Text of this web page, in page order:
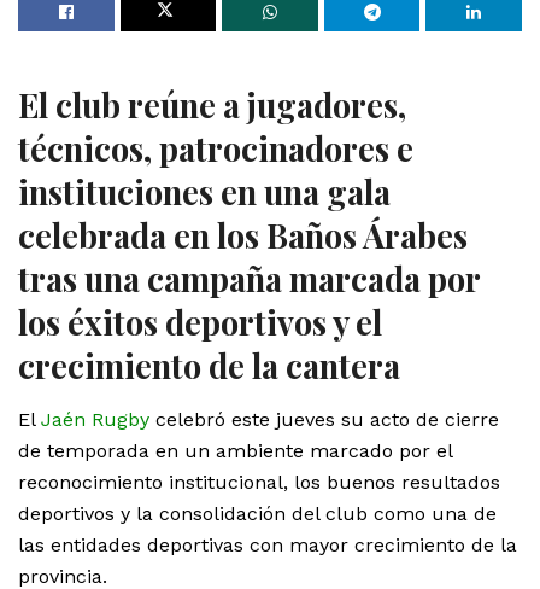
El club reúne a jugadores,
técnicos, patrocinadores e
instituciones en una gala
celebrada en los Baños Árabes
tras una campaña marcada por
los éxitos deportivos y el
crecimiento de la cantera
El Jaén Rugby celebró este jueves su acto de cierre
de temporada en un ambiente marcado por el
reconocimiento institucional, los buenos resultados
deportivos y la consolidación del club como una de
las entidades deportivas con mayor crecimiento de la
provincia.